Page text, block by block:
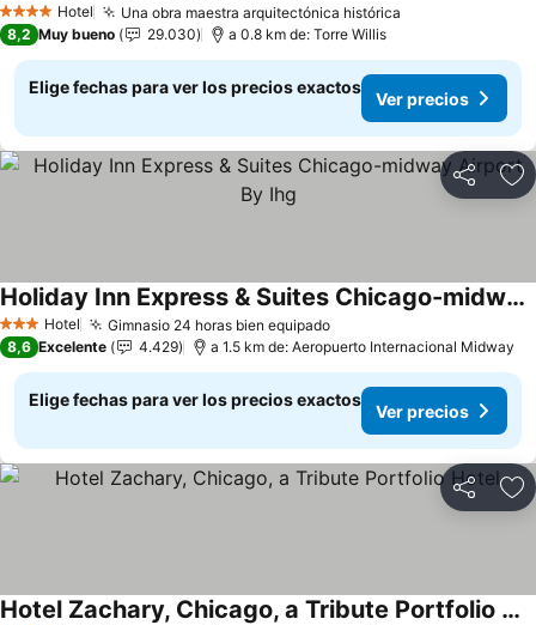
4 EstrellasHotel Una obra maestra arquitectónica histórica
8,2 Muy bueno 29.030 a 0.8 km de: Torre Willis
Elige fechas para ver los precios exactos
Ver precios
Compartir
3 Estrellas
Hotel Gimnasio 24 horas bien equipado
Holiday Inn Express & Suites Chicago-midway Airport By Ihg
8,6 Excelente 4.429 a 1.5 km de: Aeropuerto Internacional Midway
Elige fechas para ver los precios exactos
Ver precios
Compartir
Hotel Zachary, Chicago, a Tribute Portfolio Hotel